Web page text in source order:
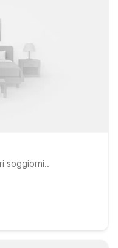
soggiorni..